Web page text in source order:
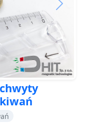
Next